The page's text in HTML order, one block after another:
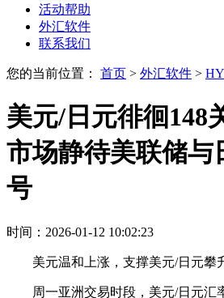
活动帮助
外汇软件
联系我们
您的当前位置： 首页 > 外汇软件 >
美元/日元徘徊148
市场静待美联储与
号
时间：2026-01-12 10:02:23
美元温和上涨，支撑美元/日元攀
周一亚洲交易时段，美元/日元汇